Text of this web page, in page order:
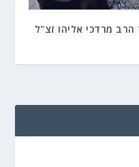
הרב מרדכי אליהו זצ"ל